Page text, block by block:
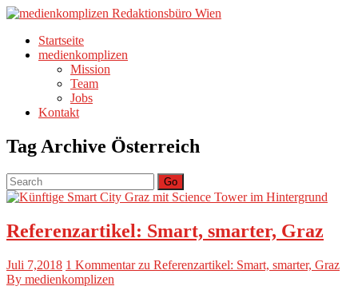
Startseite
medienkomplizen
Mission
Team
Jobs
Kontakt
Tag Archive Österreich
Go
Referenzartikel: Smart, smarter, Graz
Juli 7,2018 1 Kommentarzu Referenzartikel: Smart, smarter, Graz
By medienkomplizen